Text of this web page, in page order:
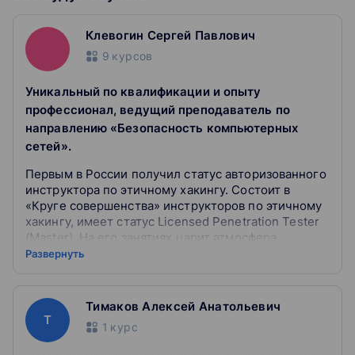
проводить анализ и выполнять последовательное
тестирование всех способов атаки на веб-приложения
по классификации OWASP Top 10.
Научитесь быть неуязвимым у признанного
профессионала мирового уровня.
Вы научитесь:
-проводить анализ и выполнять последовательное
тестирование всех способов атаки на веб-приложения
по классификации OWASP Top 10.
Клевогин Сергей Павлович
9 курсов
Уникальный по квалификации и опыту
профессионал, ведущий преподаватель по
направлению «Безопасность компьютерных
сетей».
Первым в России получил статус авторизованного
инструктора по этичному хакингу. Состоит в
«Круге совершенства» инструкторов по этичному
хакингу, имеет статус Licensed Penetration Tester
(Master). На его занятиях царит атмосфера
настоящего праздника знаний, опыта и
Обладатель 50 престижнейших международных
сертификаций, в том числе 30 сертификаций по
информационной безопасности и этичному
Развернуть
Т
Тимаков Алексей Анатольевич
1 курс